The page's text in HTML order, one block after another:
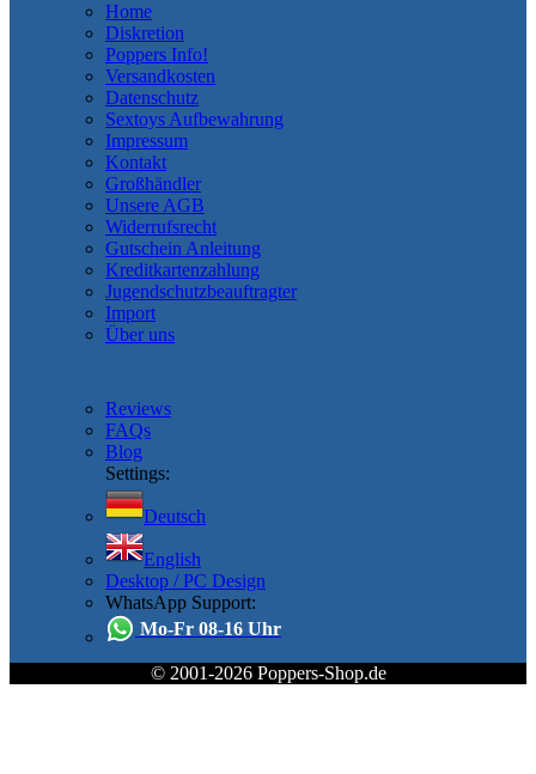
Home
Diskretion
Poppers Info!
Versandkosten
Datenschutz
Sextoys Aufbewahrung
Impressum
Kontakt
Großhändler
Unsere AGB
Widerrufsrecht
Gutschein Anleitung
Kreditkartenzahlung
Jugendschutzbeauftragter
Import
Über uns
Reviews
FAQs
Blog
Settings:
Deutsch
English
Desktop / PC Design
WhatsApp Support:
Mo-Fr 08-16 Uhr
© 2001-2026 Poppers-Shop.de